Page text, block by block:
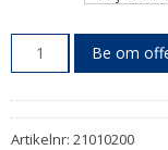
Be om
Artikelnr: 21010200